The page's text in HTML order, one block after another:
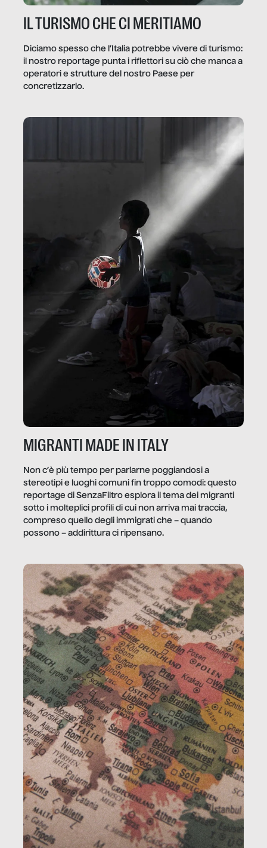
IL TURISMO CHE CI MERITIAMO
Diciamo spesso che l’Italia potrebbe vivere di turismo:
il nostro reportage punta i riflettori su ciò che manca a
operatori e strutture del nostro Paese per
concretizzarlo.
MIGRANTI MADE IN ITALY
Non c’è più tempo per parlarne poggiandosi a
stereotipi e luoghi comuni fin troppo comodi: questo
reportage di SenzaFiltro esplora il tema dei migranti
sotto i molteplici profili di cui non arriva mai traccia,
compreso quello degli immigrati che – quando
possono – addirittura ci ripensano.